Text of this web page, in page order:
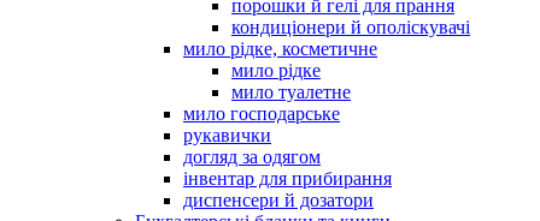
порошки й гелі для прання
кондиціонери й ополіскувачі
мило рідке, косметичне
мило рідке
мило туалетне
мило господарське
рукавички
догляд за одягом
інвентар для прибирання
диспенсери й дозатори